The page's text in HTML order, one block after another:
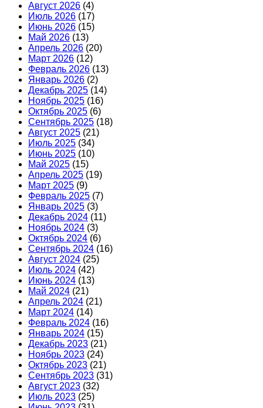
Август 2026 (4)
Июль 2026 (17)
Июнь 2026 (15)
Май 2026 (13)
Апрель 2026 (20)
Март 2026 (12)
Февраль 2026 (13)
Январь 2026 (2)
Декабрь 2025 (14)
Ноябрь 2025 (16)
Октябрь 2025 (6)
Сентябрь 2025 (18)
Август 2025 (21)
Июль 2025 (34)
Июнь 2025 (10)
Май 2025 (15)
Апрель 2025 (19)
Март 2025 (9)
Февраль 2025 (7)
Январь 2025 (3)
Декабрь 2024 (11)
Ноябрь 2024 (3)
Октябрь 2024 (6)
Сентябрь 2024 (16)
Август 2024 (25)
Июль 2024 (42)
Июнь 2024 (13)
Май 2024 (21)
Апрель 2024 (21)
Март 2024 (14)
Февраль 2024 (16)
Январь 2024 (15)
Декабрь 2023 (21)
Ноябрь 2023 (24)
Октябрь 2023 (21)
Сентябрь 2023 (31)
Август 2023 (32)
Июль 2023 (25)